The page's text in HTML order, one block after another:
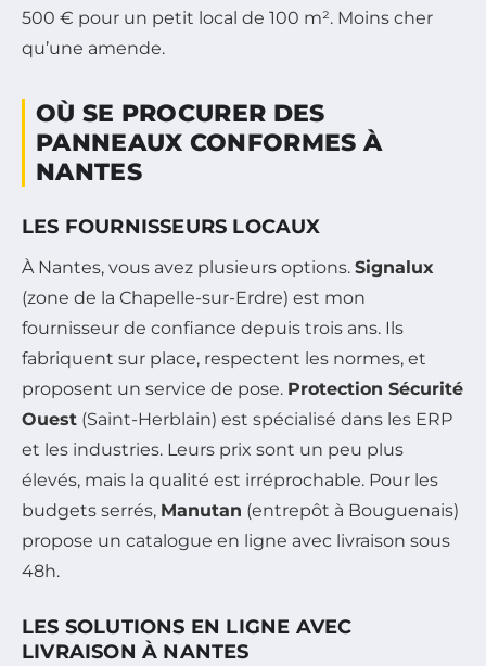
500 € pour un petit local de 100 m². Moins cher
qu’une amende.
OÙ SE PROCURER DES
PANNEAUX CONFORMES À
NANTES
LES FOURNISSEURS LOCAUX
À Nantes, vous avez plusieurs options. Signalux
(zone de la Chapelle-sur-Erdre) est mon
fournisseur de confiance depuis trois ans. Ils
fabriquent sur place, respectent les normes, et
proposent un service de pose. Protection Sécurité
Ouest (Saint-Herblain) est spécialisé dans les ERP
et les industries. Leurs prix sont un peu plus
élevés, mais la qualité est irréprochable. Pour les
budgets serrés, Manutan (entrepôt à Bouguenais)
propose un catalogue en ligne avec livraison sous
48h.
LES SOLUTIONS EN LIGNE AVEC
LIVRAISON À NANTES